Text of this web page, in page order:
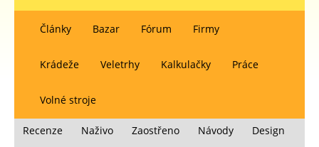
Články Bazar Fórum Firmy
Krádeže Veletrhy Kalkulačky Práce
Volné stroje
Recenze Naživo Zaostřeno Návody
Design